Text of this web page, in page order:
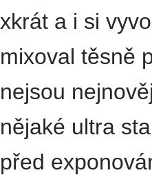
xkrát a i si
mixoval těsně
nejsou
nějaké ultra
před